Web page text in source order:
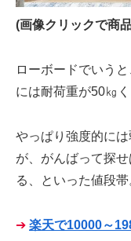
(画像クリックで商
ローボードでいう
には耐荷重が50㎏
やっぱり強度的に
が、がんばって探
る、といった値段帯
➔ 楽天で10000～